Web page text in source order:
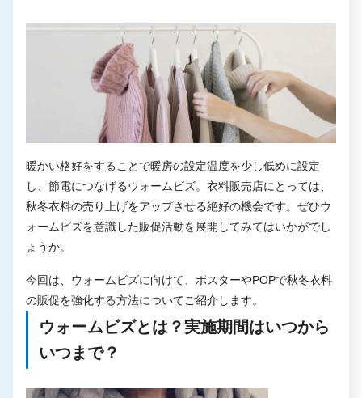
暖かい格好をすることで暖房の設定温度を少し低めに設定
し、節電につなげるウォームビズ。衣料販売店にとっては、
秋冬衣料の売り上げをアップさせる絶好の機会です。ぜひウ
ォームビズを意識した販促活動を展開してみてはいかがでし
ょうか。
今回は、ウォームビズに向けて、ポスターやPOPで秋冬衣料
の販促を強化する方法についてご紹介します。
ウォームビズとは？実施期間はいつから
いつまで？